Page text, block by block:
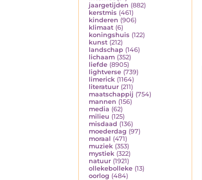
jaargetijden (882)
kerstmis (461)
kinderen (906)
klimaat (6)
koningshuis (122)
kunst (212)
landschap (146)
lichaam (352)
liefde (8905)
lightverse (739)
limerick (1164)
literatuur (211)
maatschappij (754)
mannen (156)
media (62)
milieu (125)
misdaad (136)
moederdag (97)
moraal (471)
muziek (353)
mystiek (322)
natuur (1921)
ollekebolleke (13)
oorlog (484)